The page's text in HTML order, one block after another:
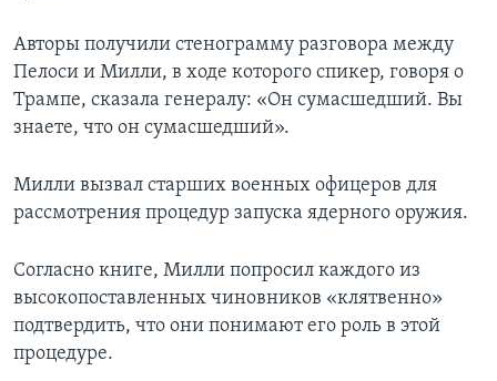
Авторы получили стенограмму разговора между
Пелоси и Милли, в ходе которого спикер, говоря о
Трампе, сказала генералу: «Он сумасшедший. Вы
знаете, что он сумасшедший».
Милли вызвал старших военных офицеров для
рассмотрения процедур запуска ядерного оружия.
Согласно книге, Милли попросил каждого из
высокопоставленных чиновников «клятвенно»
подтвердить, что они понимают его роль в этой
процедуре.